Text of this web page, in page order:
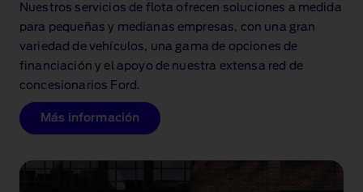
Nuestros servicios de flota ofrecen soluciones a medida
para pequeñas y medianas empresas, con una gran
variedad de vehículos, una gama de opciones de
financiación y el apoyo de nuestra extensa red de
concesionarios Ford.
Más información